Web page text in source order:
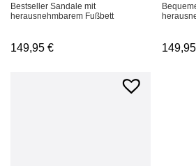
Bestseller Sandale mit
herausnehmbarem Fußbett
149,95 €